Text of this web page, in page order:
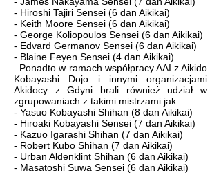
- Hiroshi Tajiri Sensei (6 dan Aikikai)
- Keith Moore Sensei (6 dan Aikikai)
- George Koliopoulos Sensei (6 dan Aikikai)
- Edvard Germanov Sensei (6 dan Aikikai)
- Blaine Feyen Sensei (4 dan Aikikai)
Ponadto w ramach współpracy AAI z Aikido
Kobayashi Dojo i innymi organizacjami
Akidocy z Gdyni brali również udział w
zgrupowaniach z takimi mistrzami jak:
- Yasuo Kobayashi Shihan (8 dan Aikikai)
- Hiroaki Kobayashi Sensei (7 dan Aikikai)
- Kazuo Igarashi Shihan (7 dan Aikikai)
- Robert Kubo Shihan (7 dan Aikikai)
- Urban Aldenklint Shihan (6 dan Aikikai)
- Masatoshi Suwa Sensei (6 dan Aikikai)